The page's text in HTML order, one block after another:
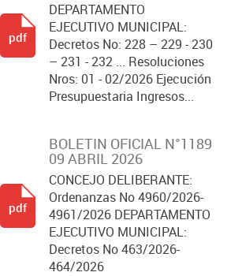
DEPARTAMENTO
EJECUTIVO MUNICIPAL:
Decretos No: 228 – 229 - 230
– 231 - 232 ... Resoluciones
Nros: 01 - 02/2026 Ejecución
Presupuestaria Ingresos...
pdf
BOLETIN OFICIAL N°1189
09 ABRIL 2026
CONCEJO DELIBERANTE:
Ordenanzas No 4960/2026-
4961/2026 DEPARTAMENTO
EJECUTIVO MUNICIPAL:
Decretos No 463/2026-
464/2026
pdf